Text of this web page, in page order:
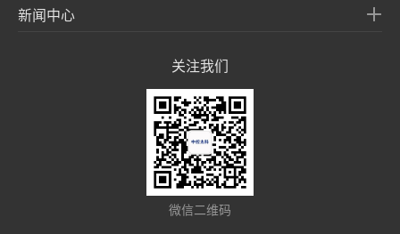
新闻中心
关注我们
微信二维码